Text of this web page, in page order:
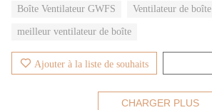
Boîte Ventilateur GWFS
Ventilateur de boîte
meilleur ventilateur de boîte
Ajouter à la liste de souhaits
CHARGER PLUS